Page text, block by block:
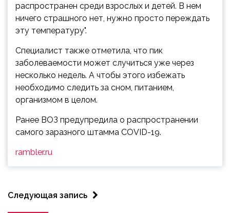
распространен среди взрослых и детей. В нем
ничего страшного нет, нужно просто переждать
эту температуру".
Специалист также отметила, что пик
заболеваемости может случиться уже через
несколько недель. А чтобы этого избежать
необходимо следить за сном, питанием,
организмом в целом.
Ранее ВОЗ предупредила о распространении
самого заразного штамма COVID-19.
rambler.ru
Следующая запись